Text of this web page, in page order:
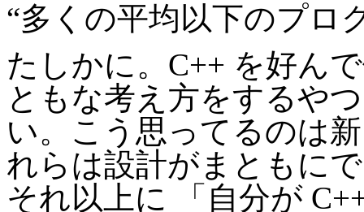
“多くの平均以下のプロ
たしかに。C++ を好ん
ともな考え方をするや
い。こう思ってるのは
れらは設計がまともに
それ以上に 「自分が